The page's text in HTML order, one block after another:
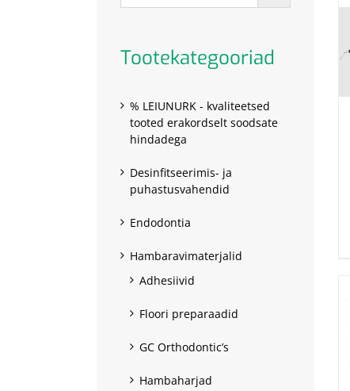
Tootekategooriad
% LEIUNURK - kvaliteetsed
tooted erakordselt soodsate
hindadega
Desinfitseerimis- ja
puhastusvahendid
Endodontia
Hambaravimaterjalid
Adhesiivid
Floori preparaadid
GC Orthodontic’s
Hambaharjad